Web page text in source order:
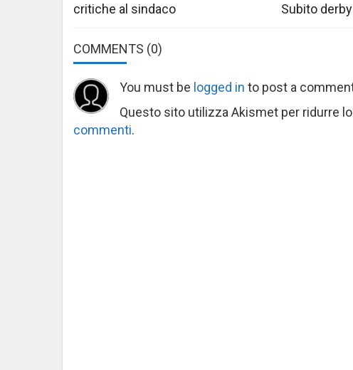
critiche al sindaco
Subito
COMMENTS (0)
You must be logged in to post a
Questo sito utilizza Akismet per ridurre
commenti.